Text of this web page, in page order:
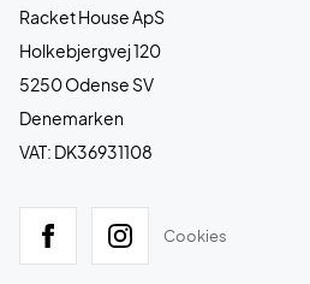
Racket House ApS
Holkebjergvej 120
5250 Odense SV
Denemarken
VAT: DK36931108
Cookies